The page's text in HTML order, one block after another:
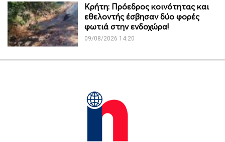
Κρήτη: Πρόεδρος κοινότητας και
εθελοντής έσβησαν δύο φορές
φωτιά στην ενδοχώρα!
09/08/2026 14:20